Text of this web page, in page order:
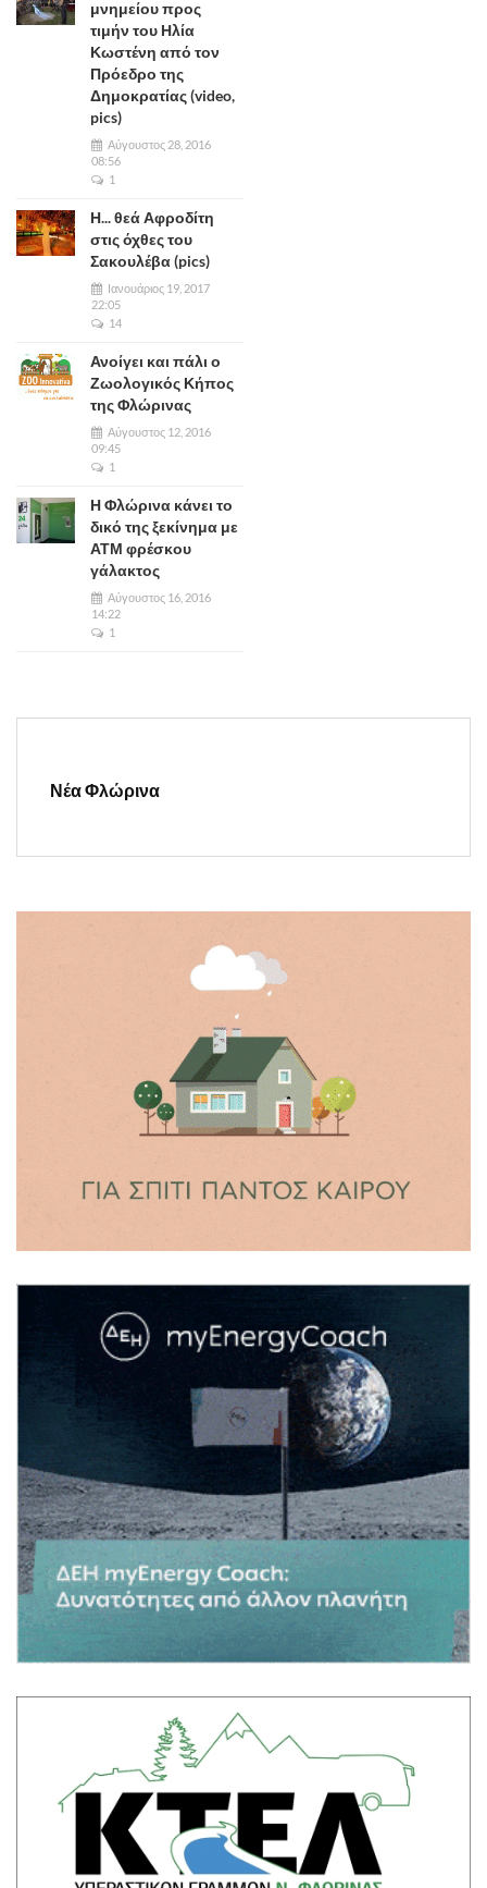
μνημείου προς
τιμήν του Ηλία
Κωστένη από τον
Πρόεδρο της
Δημοκρατίας (video,
pics)
Αύγουστος 28, 2016
08:56
1
Η... θεά Αφροδίτη
στις όχθες του
Σακουλέβα (pics)
Ιανουάριος 19, 2017
22:05
14
Ανοίγει και πάλι ο
Ζωολογικός Κήπος
της Φλώρινας
Αύγουστος 12, 2016
09:45
1
Η Φλώρινα κάνει το
δικό της ξεκίνημα με
ΑΤΜ φρέσκου
γάλακτος
Αύγουστος 16, 2016
14:22
1
Νέα Φλώρινα